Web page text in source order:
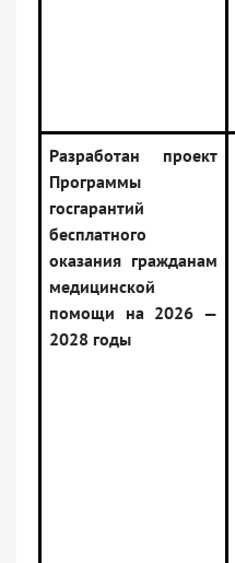
Разработан проект
Программы
госгарантий
бесплатного
оказания гражданам
медицинской
помощи на 2026 —
2028 годы